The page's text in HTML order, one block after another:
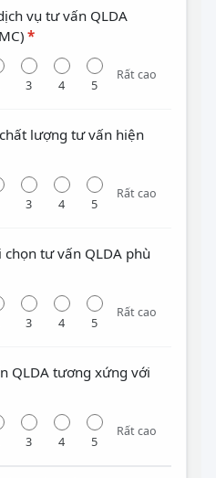
vụ tư vấn QLDA
*
3 4 5
Rất cao
lượng tư vấn hiện
3 4 5
Rất cao
chọn tư vấn QLDA phù
3 4 5
Rất cao
QLDA tương xứng với
3 4 5
Rất cao